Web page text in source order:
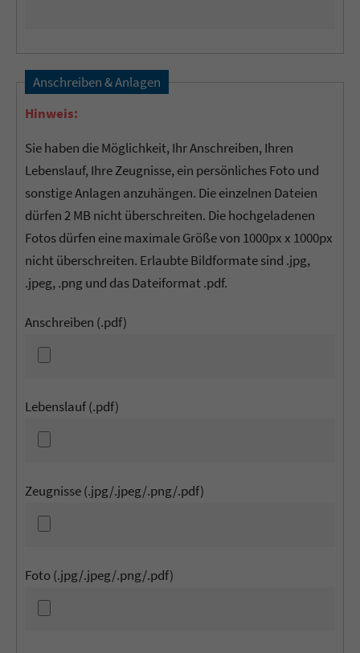
Anschreiben & Anlagen
Hinweis:
Sie haben die Möglichkeit, Ihr Anschreiben, Ihren
Lebenslauf, Ihre Zeugnisse, ein persönliches Foto und
sonstige Anlagen anzuhängen. Die einzelnen Dateien
dürfen 2 MB nicht überschreiten. Die hochgeladenen
Fotos dürfen eine maximale Größe von 1000px x 1000px
nicht überschreiten. Erlaubte Bildformate sind .jpg,
.jpeg, .png und das Dateiformat .pdf.
Anschreiben (.pdf)
Lebenslauf (.pdf)
Zeugnisse (.jpg/.jpeg/.png/.pdf)
Foto (.jpg/.jpeg/.png/.pdf)